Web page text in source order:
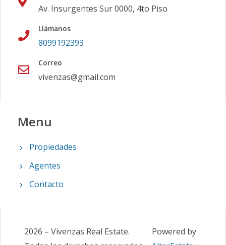
Av. Insurgentes Sur 0000, 4to Piso
Llámanos
8099192393
Correo
vivenzas@gmail.com
Menu
Propiedades
Agentes
Contacto
2026 – Vivenzas Real Estate.
Powered by